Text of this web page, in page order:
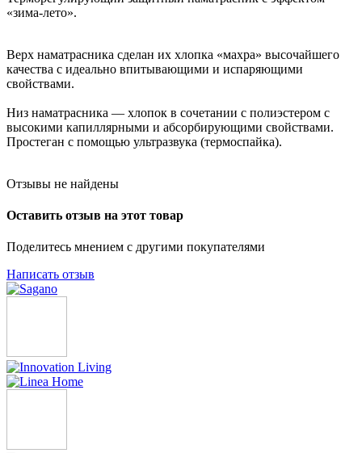
«зима-лето».
Верх наматрасника сделан их хлопка «махра» высочайшего
качества с идеально впитывающими и испаряющими
свойствами.
Низ наматрасника — хлопок в сочетании с полиэстером с
высокими капиллярными и абсорбирующими свойствами.
Простеган с помощью ультразвука (термоспайка).
Отзывы не найдены
Оставить отзыв на этот товар
Поделитесь мнением с другими покупателями
Написать отзыв